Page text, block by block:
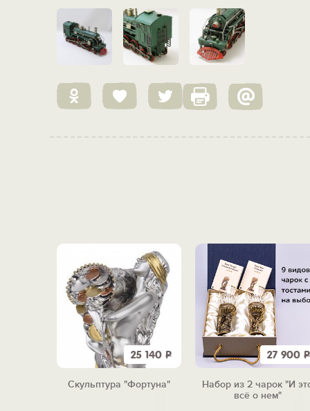
25 140 Р
Скульптура "Фортуна"
27 900 Р
Набор из 2 чарок "И
всё о нем"